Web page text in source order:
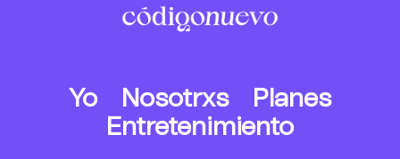
Yo Nosotrxs
Planes
Entretenimiento